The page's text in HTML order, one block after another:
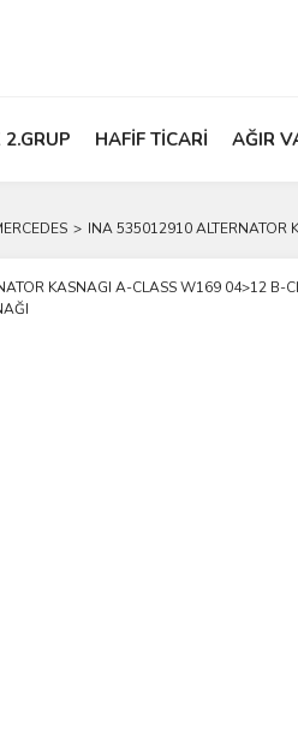
2.GRUP HAFİF TİCARİ AĞIR
INA 535012910 ALTERNATOR